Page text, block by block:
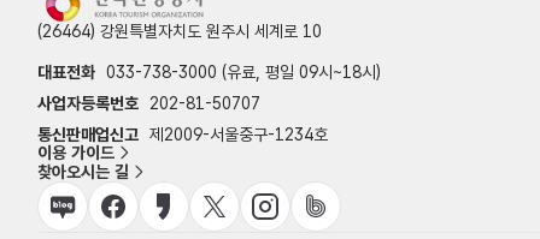
(26464) 강원특별자치도 원주시 세계로 10
대표전화 033-738-3000 (유료, 평일 09시~18시)
사업자등록번호
202-81-50707
통신판매업신고 제2009-서울중구-1234호
이용 가이드
찾아오시는 길